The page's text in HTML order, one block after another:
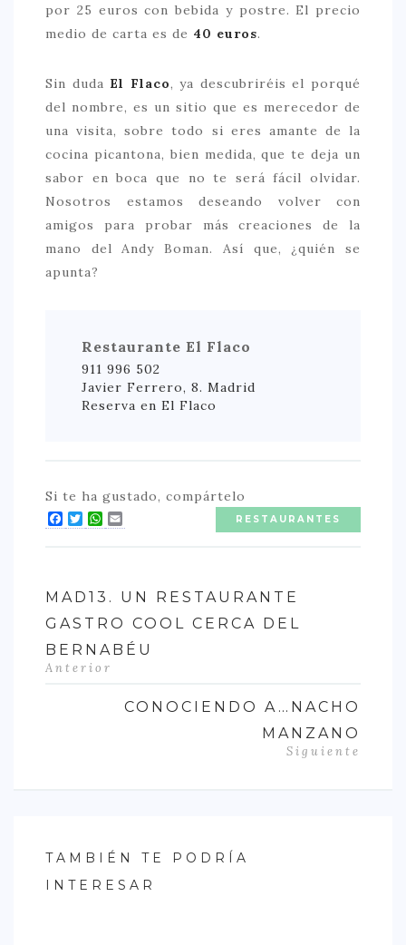
por 25 euros con bebida y postre. El precio
medio de carta es de 40 euros.
Sin duda El Flaco, ya descubriréis el porqué
del nombre, es un sitio que es merecedor de
una visita, sobre todo si eres amante de la
cocina picantona, bien medida, que te deja un
sabor en boca que no te será fácil olvidar.
Nosotros estamos deseando volver con
amigos para probar más creaciones de la
mano del Andy Boman. Así que, ¿quién se
apunta?
Restaurante El Flaco
911 996 502
Javier Ferrero, 8. Madrid
Reserva en El Flaco
Si te ha gustado, compártelo
Facebook
Twitter
WhatsApp RESTAURANTES
MAD13. UN RESTAURANTE
GASTRO COOL CERCA DEL
BERNABÉU
Anterior
CONOCIENDO A…NACHO
MANZANO
Siguiente
TAMBIÉN TE PODRÍA
INTERESAR